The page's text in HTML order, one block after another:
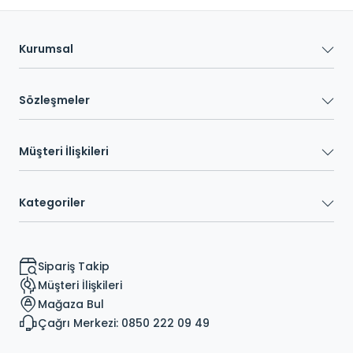
Kurumsal
Sözleşmeler
Müşteri İlişkileri
Kategoriler
Sipariş Takip
Müşteri İlişkileri
Mağaza Bul
Çağrı Merkezi: 0850 222 09 49